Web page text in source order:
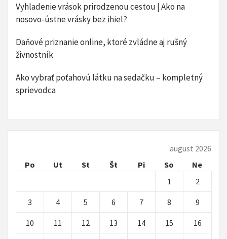
Vyhladenie vrások prirodzenou cestou | Ako na
nosovo-ústne vrásky bez ihiel?
Daňové priznanie online, ktoré zvládne aj rušný
živnostník
​Ako vybrať poťahovú látku na sedačku – kompletný
sprievodca
august 2026
Po
Ut St Št Pi So
Ne
1
2
3 4 5 6 7 8 9
10 11 12 13 14 15 16